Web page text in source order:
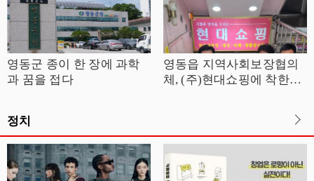
영동군 종이 한 장에 과학
과 꿈을 접다
영동읍 지역사회보장협의
체, (주)현대쇼핑에 착한가
정치